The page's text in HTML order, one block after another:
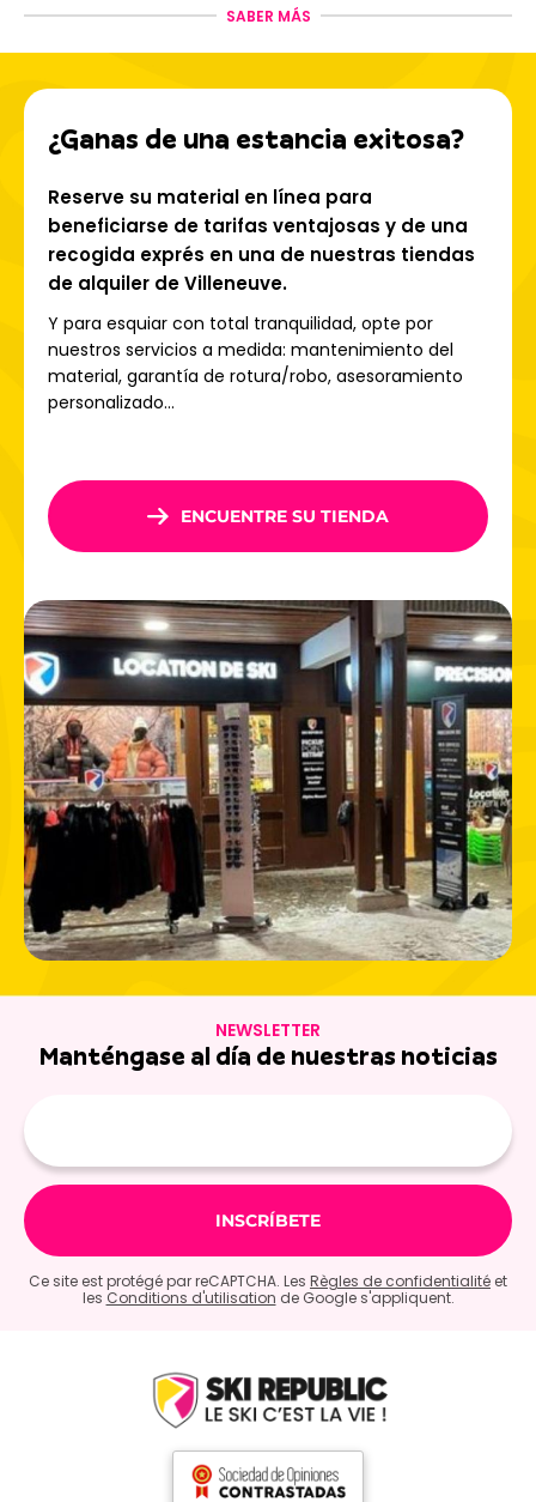
Chevalier
Desde Villeneuve, se puede acceder rápidamente a la
zona
250 km de pistas entre 1200 y 2800 m de altitud. La
encantadores senderos forestales y conexiones
perfectas conChantemerle yGrand Serre Che. Pistas
emblemáticas como Casse du Bœufy LaCucumelle
permiten disfrutar plenamente de una variedad de esquís
con pistas adaptadas a todos los niveles.
Actividades para toda la
familia, invierno y verano.
Villeneuve también es famosa por su oferta de
actividades más allá del esquí. Cuenta con la famosa
pista de trineo de Devale
, una de las más largas de
Grands Bains du Monêtier-les-Bainsofrecen una
escapada única y relajante. Un destino acogedor,
completo y accesible, propio del espíritu de Serre
Chevalier.
SABER MÁS
¿Ganas de una estancia exitosa?
Reserve su material en línea para
beneficiarse de tarifas ventajosas y de una
recogida exprés en una de nuestras tiendas
de alquiler de Villeneuve.
Y para esquiar con total tranquilidad, opte por
nuestros servicios a medida: mantenimiento del
material, garantía de rotura/robo, asesoramiento
personalizado...
ENCUENTRE SU TIENDA
NEWSLETTER
Manténgase al día de nuestras noticias
Ce site est protégé par reCAPTCHA. Les Règles de confidentialité et
les Conditions d'utilisation de Google s'appliquent.